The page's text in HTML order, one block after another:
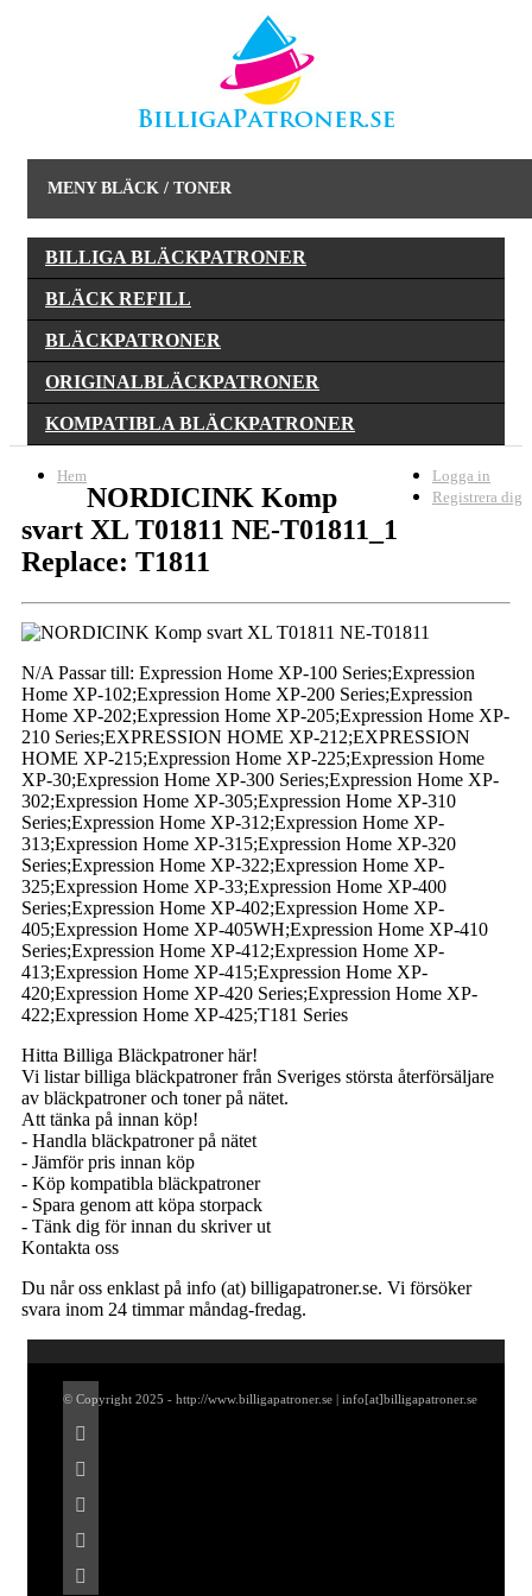
MENY BLÄCK / TONER
BILLIGA BLÄCKPATRONER
BLÄCK REFILL
BLÄCKPATRONER
ORIGINALBLÄCKPATRONER
KOMPATIBLA BLÄCKPATRONER
Hem
Logga in
Registrera dig
NORDICINK Komp
svart XL T01811 NE-T01811_1
Replace: T1811
N/A Passar till: Expression Home XP-100 Series;Expression
Home XP-102;Expression Home XP-200 Series;Expression
Home XP-202;Expression Home XP-205;Expression Home XP-
210 Series;EXPRESSION HOME XP-212;EXPRESSION
HOME XP-215;Expression Home XP-225;Expression Home
XP-30;Expression Home XP-300 Series;Expression Home XP-
302;Expression Home XP-305;Expression Home XP-310
Series;Expression Home XP-312;Expression Home XP-
313;Expression Home XP-315;Expression Home XP-320
Series;Expression Home XP-322;Expression Home XP-
325;Expression Home XP-33;Expression Home XP-400
Series;Expression Home XP-402;Expression Home XP-
405;Expression Home XP-405WH;Expression Home XP-410
Series;Expression Home XP-412;Expression Home XP-
413;Expression Home XP-415;Expression Home XP-
420;Expression Home XP-420 Series;Expression Home XP-
422;Expression Home XP-425;T181 Series
Hitta Billiga Bläckpatroner här!
Vi listar billiga bläckpatroner från Sveriges största återförsäljare
av bläckpatroner och toner på nätet.
Att tänka på innan köp!
- Handla bläckpatroner på nätet
- Jämför pris innan köp
- Köp kompatibla bläckpatroner
- Spara genom att köpa storpack
- Tänk dig för innan du skriver ut
Kontakta oss
Du når oss enklast på info (at) billigapatroner.se. Vi försöker
svara inom 24 timmar måndag-fredag.
© Copyright 2025 - http://www.billigapatroner.se | info[at]billigapatroner.se